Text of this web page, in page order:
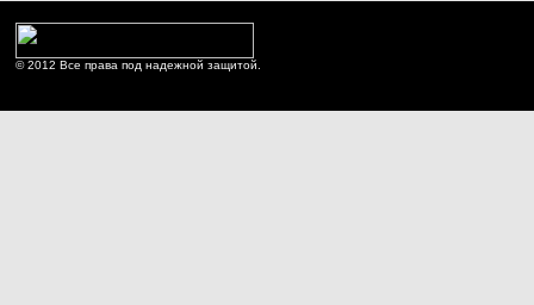
© 2012 Все права под надежной защитой.